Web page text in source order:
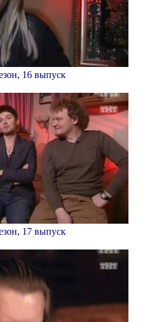
16 выпуск
17 выпуск